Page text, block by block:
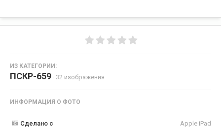
ИЗ КАТЕГОРИИ:
ПСКР-659 · 32 изображения
ИНФОРМАЦИЯ О ФОТО
Сделано с Apple iPad